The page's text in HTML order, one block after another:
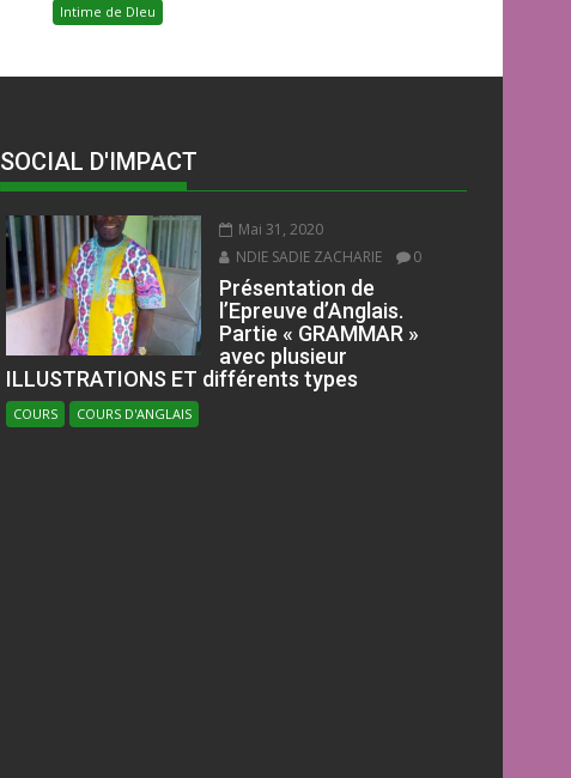
Intime de DIeu
SOCIAL D'IMPACT
Mai 31, 2020
NDIE SADIE ZACHARIE
0
Présentation de
l’Epreuve d’Anglais.
Partie « GRAMMAR »
avec plusieur
ILLUSTRATIONS ET différents types
COURS COURS D'ANGLAIS